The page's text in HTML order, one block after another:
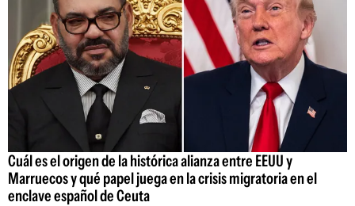
Cuál es el origen de la histórica alianza entre EEUU y
Marruecos y qué papel juega en la crisis migratoria en el
enclave español de Ceuta